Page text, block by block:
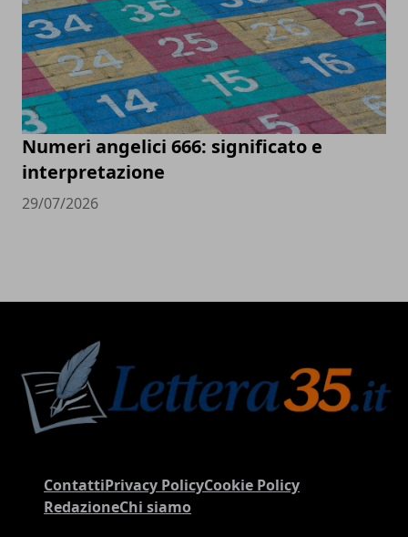
Numeri angelici 666: significato e
interpretazione
29/07/2026
ContattiPrivacy PolicyCookie Policy
RedazioneChi siamo